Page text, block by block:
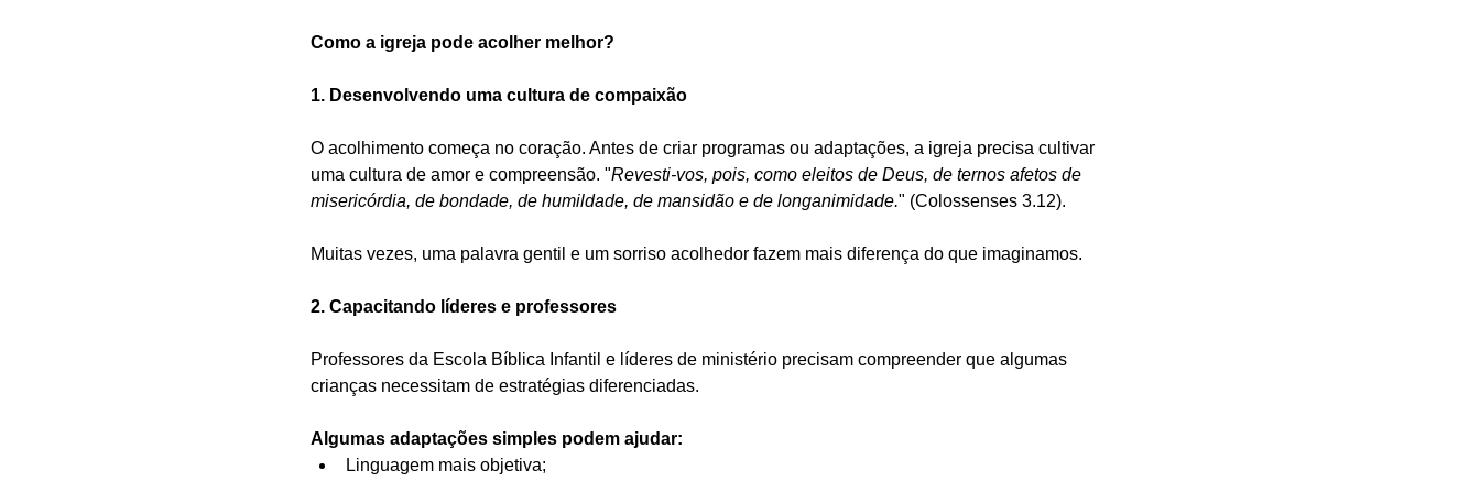
Como a igreja pode acolher melhor?
1. Desenvolvendo uma cultura de compaixão
O acolhimento começa no coração. Antes de criar programas ou adaptações, a igreja precisa cultivar
uma cultura de amor e compreensão. "Revesti-vos, pois, como eleitos de Deus, de ternos afetos de
misericórdia, de bondade, de humildade, de mansidão e de longanimidade." (Colossenses 3.12).
Muitas vezes, uma palavra gentil e um sorriso acolhedor fazem mais diferença do que imaginamos.
2. Capacitando líderes e professores
Professores da Escola Bíblica Infantil e líderes de ministério precisam compreender que algumas
crianças necessitam de estratégias diferenciadas.
Algumas adaptações simples podem ajudar:
Linguagem mais objetiva;